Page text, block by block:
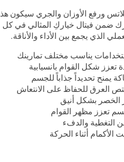
ورفع الأوزان والجري سيكون
ضمن فيتال خياركِ المثالي في كل
الذي يجمع بين الأداء والأناقة.
يناسب مختلف تمارينك
تعزز شكل القوام بانسيابية
يمنح تحديداً جذاباً للجسم
العرق للحفاظ على الانتعاش
بشكل أنيق
تعزز مظهر القوام
التغطية والدفء
الأكمام أثناء الحركة